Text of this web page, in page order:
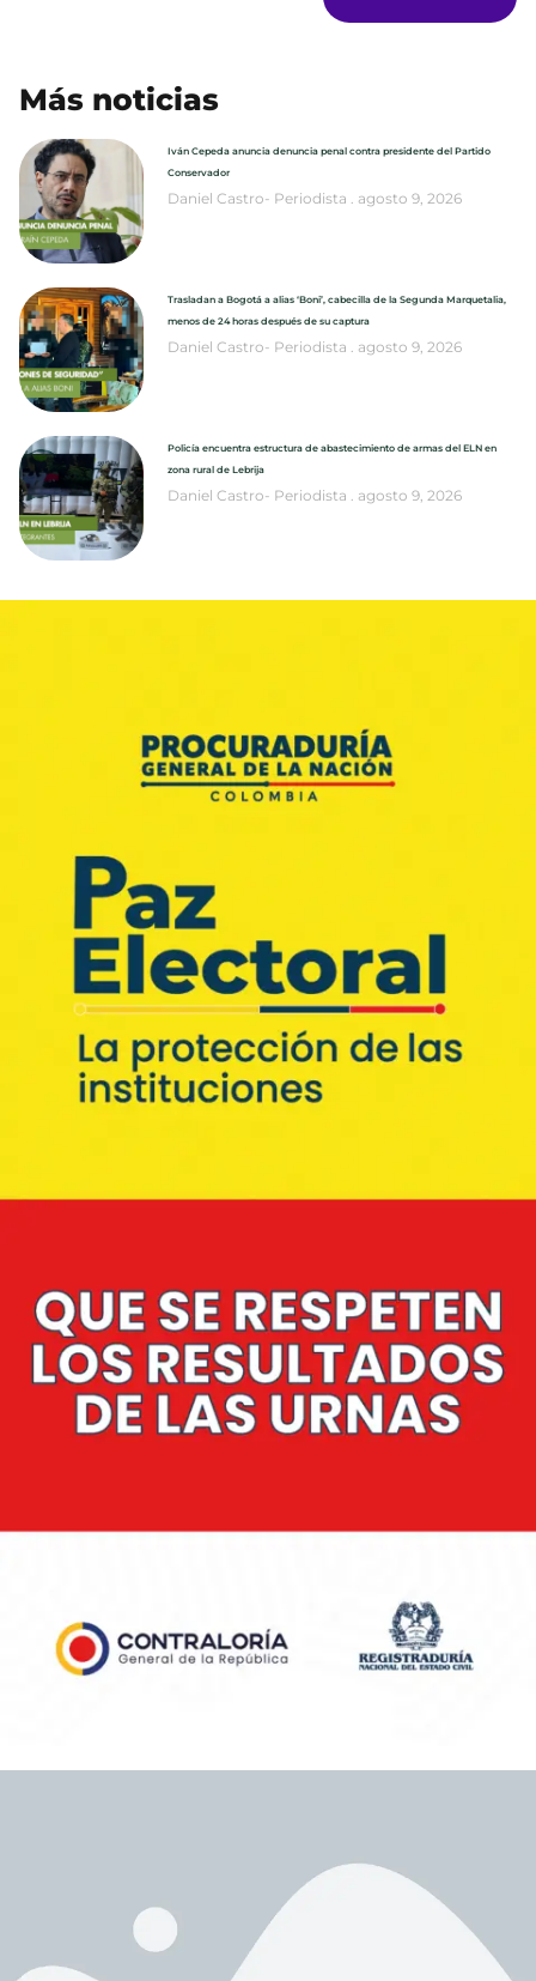
Más noticias
Iván Cepeda anuncia denuncia penal contra presidente del Partido
Conservador
Daniel Castro- Periodista agosto 9, 2026
Trasladan a Bogotá a alias ‘Boni’, cabecilla de la Segunda Marquetalia,
menos de 24 horas después de su captura
Daniel Castro- Periodista agosto 9, 2026
Policía encuentra estructura de abastecimiento de armas del ELN en
zona rural de Lebrija
Daniel Castro- Periodista agosto 9, 2026